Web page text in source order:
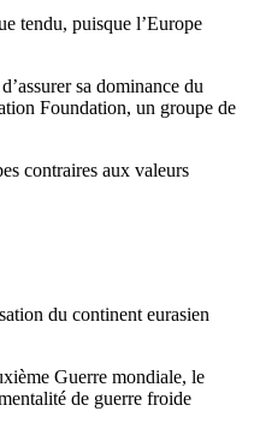
tendu, puisque l’Europe
sa dominance du
Foundation, un groupe de
contraires aux valeurs
du continent eurasien
Guerre mondiale, le
de guerre froide